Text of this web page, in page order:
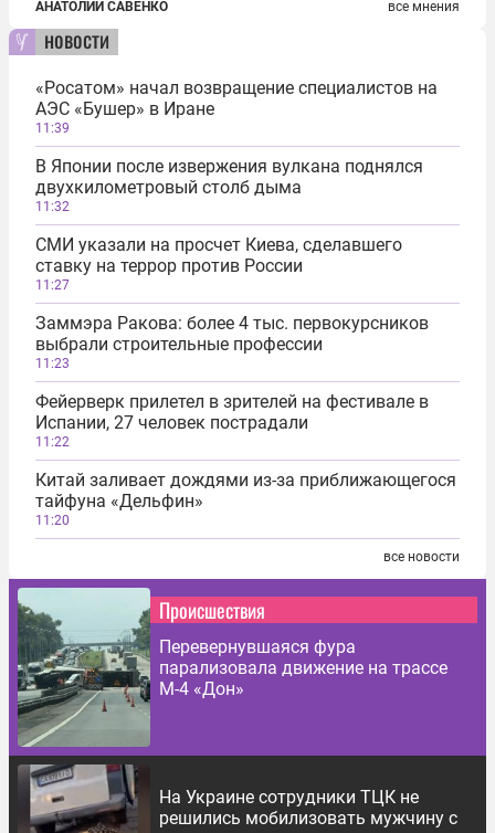
АНАТОЛИЙ САВЕНКО все мнения
новости
«Росатом» начал возвращение специалистов на
АЭС «Бушер» в Иране
11:39
В Японии после извержения вулкана поднялся
двухкилометровый столб дыма
11:32
СМИ указали на просчет Киева, сделавшего
ставку на террор против России
11:27
Заммэра Ракова: более 4 тыс. первокурсников
выбрали строительные профессии
11:23
Фейерверк прилетел в зрителей на фестивале в
Испании, 27 человек пострадали
11:22
Китай заливает дождями из-за приближающегося
тайфуна «Дельфин»
11:20
все новости
Происшествия
Перевернувшаяся фура
парализовала движение на трассе
М-4 «Дон»
На Украине сотрудники ТЦК не
решились мобилизовать мужчину с